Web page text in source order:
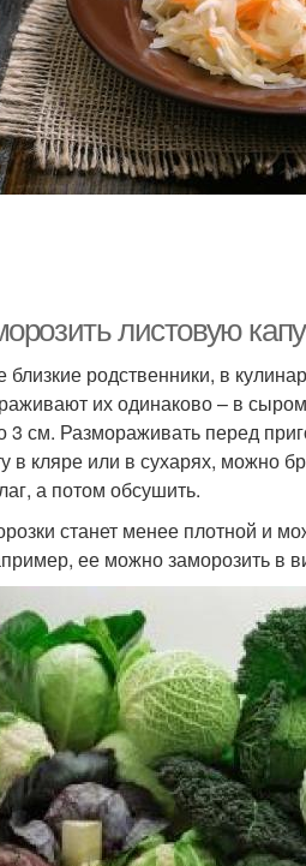
листовую
родственники, в
их одинаково – в
3 см. Размораживать перед
в кляре или в сухарях,
а потом обсушить.
станет менее плотной и
ее можно заморозить в